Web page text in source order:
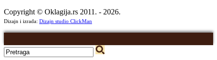
Copyright © Oklagija.rs 2011. - 2026.
Dizajn i izrada: Dizajn studio ClickMan